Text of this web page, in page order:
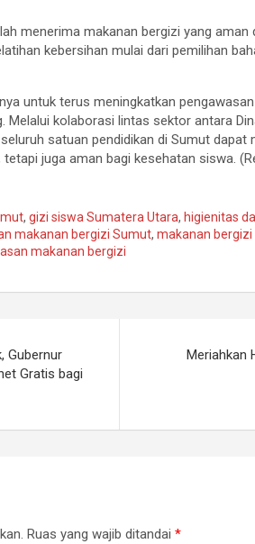
menerima makanan bergizi yang aman
kebersihan mulai dari pemilihan
untuk terus meningkatkan
kolaborasi lintas sektor antara
satuan pendidikan di Sumut dapat
juga aman bagi kesehatan siswa.
, gizi siswa Sumatera Utara, higienitas
makanan bergizi Sumut, makanan bergizi
makanan bergizi
Gubernur
Gratis bagi
Meriahkan
Ruas yang wajib ditandai *